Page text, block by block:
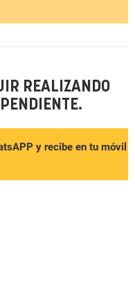
REALIZANDO
y recibe en tu móvil